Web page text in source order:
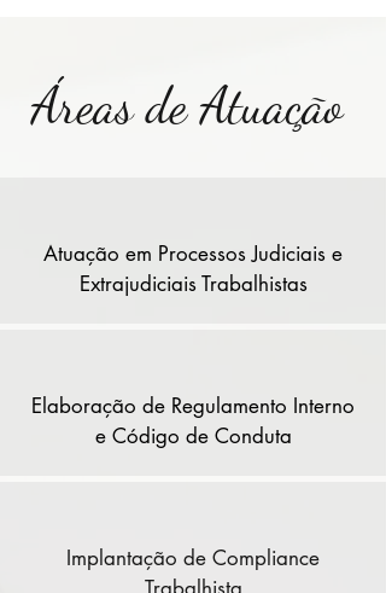
Áreas de Atuação
Atuação em Processos Judiciais e
Extrajudiciais Trabalhistas
Elaboração de Regulamento Interno
e Código de Conduta
Implantação de Compliance